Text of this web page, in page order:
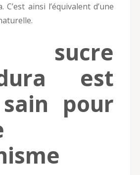
C’est ainsi l’équivalent d’une
est
pour